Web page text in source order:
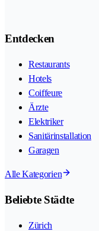
Entdecken
Restaurants
Hotels
Coiffeure
Ärzte
Elektriker
Sanitärinstallation
Garagen
Alle Kategorien
Beliebte Städte
Zürich